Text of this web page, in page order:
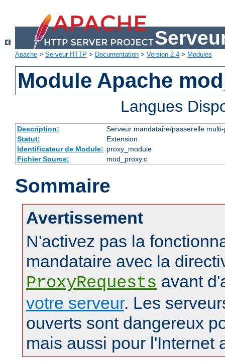
Apache > Serveur HTTP > Documentation > Version 2.4 > Modules
Module Apache
Langues
Description:
Serveur mandataire/passerelle
Statut:
Extension
Identificateur de Module: proxy_module
Fichier Source:
mod_proxy.c
Sommaire
Avertissement
N'activez pas la
mandataire avec la
ProxyRequests avant
votre serveur. Les
ouverts sont dangereux
mais aussi pour l'Internet